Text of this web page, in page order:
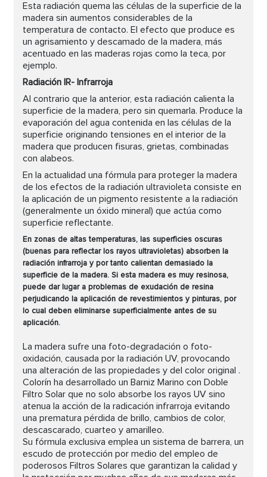
Esta radiación quema las células de la superficie de la
madera sin aumentos considerables de la
temperatura de contacto. El efecto que produce es
un agrisamiento y descamado de la madera, más
acentuado en las maderas rojas como la teca, por
ejemplo.
Radiación IR- Infrarroja
Al contrario que la anterior, esta radiación calienta la
superficie de la madera, pero sin quemarla. Produce la
evaporación del agua contenida en las células de la
superficie originando tensiones en el interior de la
madera que producen fisuras, grietas, combinadas
con alabeos.
En la actualidad una fórmula para proteger la madera
de los efectos de la radiación ultravioleta consiste en
la aplicación de un pigmento resistente a la radiación
(generalmente un óxido mineral) que actúa como
superficie reflectante.
En zonas de altas temperaturas, las superficies oscuras
(buenas para reflectar los rayos ultravioletas) absorben la
radiación infrarroja y por tanto calientan demasiado la
superficie de la madera. Si esta madera es muy resinosa,
puede dar lugar a problemas de exudación de resina
perjudicando la aplicación de revestimientos y pinturas, por
lo cual deben eliminarse superficialmente antes de su
aplicación.
La madera sufre una foto-degradación o foto-
oxidación, causada por la radiación UV, provocando
una alteración de las propiedades y del color original .
Colorín ha desarrollado un Barniz Marino con Doble
Filtro Solar que no solo absorbe los rayos UV sino
atenua la acción de la radicación infrarroja evitando
una prematura pérdida de brillo, cambios de color,
descascarado, cuarteo y amarilleo.
Su fórmula exclusiva emplea un sistema de barrera, un
escudo de protección por medio del empleo de
poderosos Filtros Solares que garantizan la calidad y